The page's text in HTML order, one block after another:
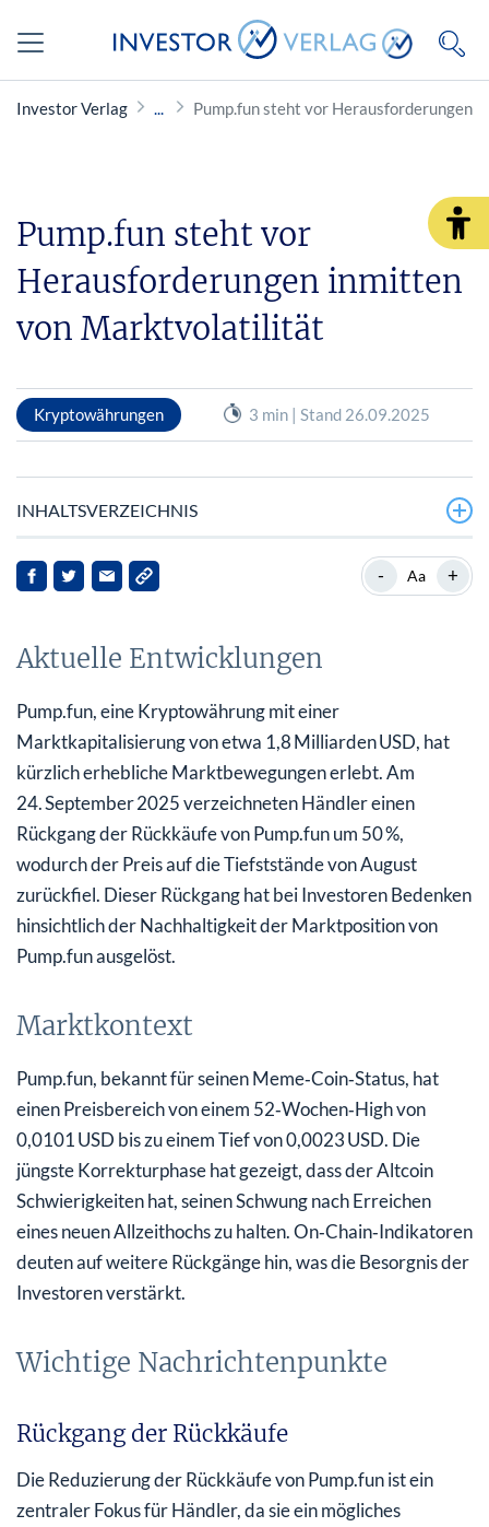
Investor Verlag Pump.fun steht vor
Pump.fun steht vor
Herausforderungen inmitten
von Marktvolatilität
Kryptowährungen 3 min | Stand 26.09.2025
INHALTSVERZEICHNIS
Aktuelle Entwicklungen
Wichtige Nachrichtenpunkte
Ausblick
- Aa +
Aktuelle Entwicklungen
Pump.fun, eine Kryptowährung mit einer
Marktkapitalisierung von etwa 1,8 Milliarden USD, hat
kürzlich erhebliche Marktbewegungen erlebt. Am
24. September 2025 verzeichneten Händler einen
Rückgang der Rückkäufe von Pump.fun um 50 %,
wodurch der Preis auf die Tiefststände von August
zurückfiel. Dieser Rückgang hat bei Investoren Bedenken
hinsichtlich der Nachhaltigkeit der Marktposition von
Pump.fun ausgelöst.
Marktkontext
Pump.fun, bekannt für seinen Meme‑Coin‑Status, hat
einen Preisbereich von einem 52‑Wochen‑High von
0,0101 USD bis zu einem Tief von 0,0023 USD. Die
jüngste Korrekturphase hat gezeigt, dass der Altcoin
Schwierigkeiten hat, seinen Schwung nach Erreichen
eines neuen Allzeithochs zu halten. On‑Chain‑Indikatoren
deuten auf weitere Rückgänge hin, was die Besorgnis der
Investoren verstärkt.
Wichtige Nachrichtenpunkte
Rückgang der Rückkäufe
Die Reduzierung der Rückkäufe von Pump.fun ist ein
zentraler Fokus für Händler, da sie ein mögliches